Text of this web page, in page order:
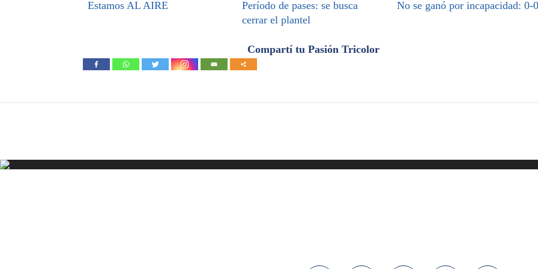
Estamos AL AIRE
Período de pases: se busca
cerrar el plantel
No se ganó por incapacidad: 0-0
Compartí tu Pasión Tricolor